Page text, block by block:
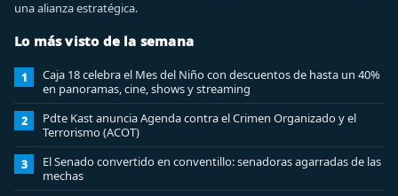
una alianza estratégica.
Lo más visto de la semana
1
Caja 18 celebra el Mes del Niño con descuentos de hasta un 40%
en panoramas, cine, shows y streaming
2
Pdte Kast anuncia Agenda contra el Crimen Organizado y el
Terrorismo (ACOT)
3
El Senado convertido en conventillo: senadoras agarradas de las
mechas